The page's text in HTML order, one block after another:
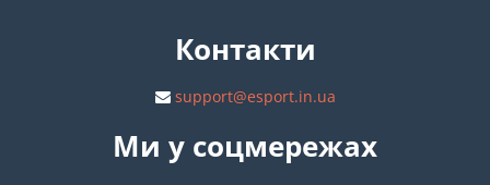
Контакти
support@esport.in.ua
Ми у соцмережах